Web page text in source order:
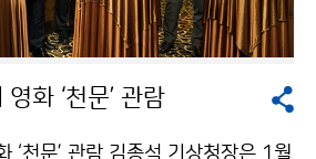
화 ‘천문’ 관람
‘천문’ 관람 김종석 기상청장은 1월